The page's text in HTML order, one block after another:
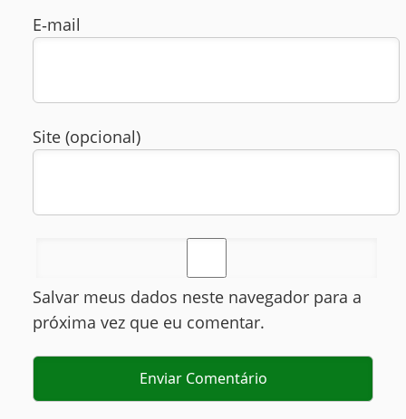
E‑mail
Site (opcional)
Salvar meus dados neste navegador para a
próxima vez que eu comentar.